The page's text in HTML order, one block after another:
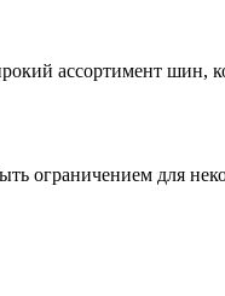
ассортимент шин,
ограничением для